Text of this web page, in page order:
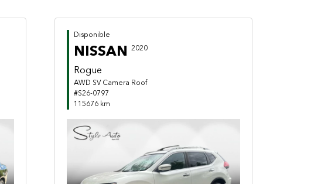
Disponible
NISSAN 2020
Rogue
AWD SV Camera Roof
#S26-0797
115676 km